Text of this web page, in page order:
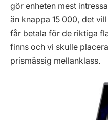
gör enheten mest
än knappa 15 000, det
får betala för de riktiga
finns och vi skulle
prismässig mellanklass.